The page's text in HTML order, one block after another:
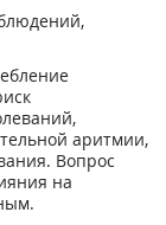
аритмии,
Вопрос
на